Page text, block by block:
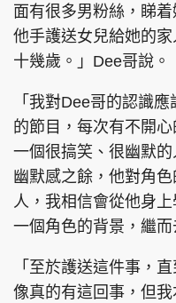
面有很多男粉絲，睇
他手護送女兒給她的
十幾歲。」Dee哥說。
「我對Dee哥的認識
的節目，每次有不開
一個很搞笑、很幽默
幽默感之餘，他對角
人，我相信會從他身
一個角色的背景，繼而
「至於護送這件事，
像真的有這回事，但